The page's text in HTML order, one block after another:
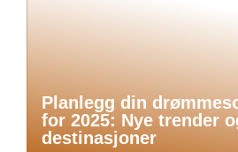
Planlegg din
for 2025: Nye trender
destinasjoner